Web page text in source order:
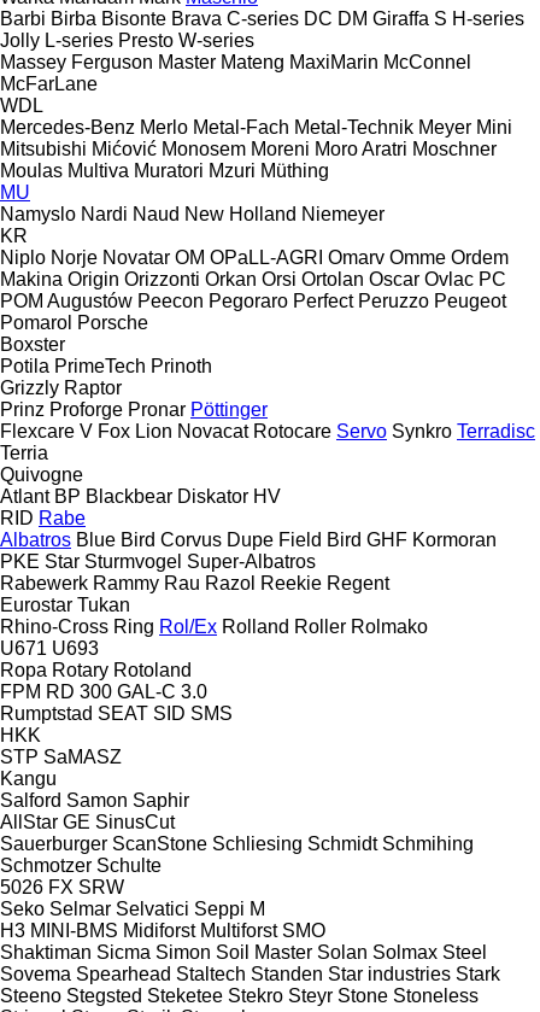
Barbi Birba Bisonte Brava C-series DC DM Giraffa S H-series
Jolly L-series Presto W-series
Massey Ferguson Master Mateng MaxiMarin McConnel
McFarLane
WDL
Mercedes-Benz Merlo Metal-Fach Metal-Technik Meyer Mini
Mitsubishi Mićović Monosem Moreni Moro Aratri Moschner
Moulas Multiva Muratori Mzuri Müthing
MU
Namyslo Nardi Naud New Holland Niemeyer
KR
Niplo Norje Novatar OM OPaLL-AGRI Omarv Omme Ordem
Makina Origin Orizzonti Orkan Orsi Ortolan Oscar Ovlac PC
POM Augustów Peecon Pegoraro Perfect Peruzzo Peugeot
Pomarol Porsche
Boxster
Potila PrimeTech Prinoth
Grizzly Raptor
Prinz Proforge Pronar Pöttinger
Flexcare V Fox Lion Novacat Rotocare Servo Synkro Terradisc
Terria
Quivogne
Atlant BP Blackbear Diskator HV
RID Rabe
Albatros Blue Bird Corvus Dupe Field Bird GHF Kormoran
PKE Star Sturmvogel Super-Albatros
Rabewerk Rammy Rau Razol Reekie Regent
Eurostar Tukan
Rhino-Cross Ring Rol/Ex Rolland Roller Rolmako
U671 U693
Ropa Rotary Rotoland
FPM RD 300 GAL-C 3.0
Rumptstad SEAT SID SMS
HKK
STP SaMASZ
Kangu
Salford Samon Saphir
AllStar GE SinusCut
Sauerburger ScanStone Schliesing Schmidt Schmihing
Schmotzer Schulte
5026 FX SRW
Seko Selmar Selvatici Seppi M
H3 MINI-BMS Midiforst Multiforst SMO
Shaktiman Sicma Simon Soil Master Solan Solmax Steel
Sovema Spearhead Staltech Standen Star industries Stark
Steeno Stegsted Steketee Stekro Steyr Stone Stoneless